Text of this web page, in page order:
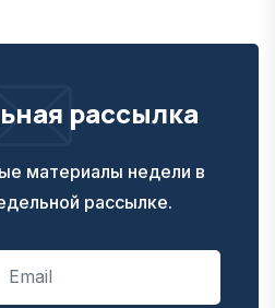
рассылка
материалы недели в
рассылке.